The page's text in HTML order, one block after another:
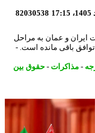
82030538
و عمان به مراحل
باقی مانده است. -
مذاکرات- حقوق بین